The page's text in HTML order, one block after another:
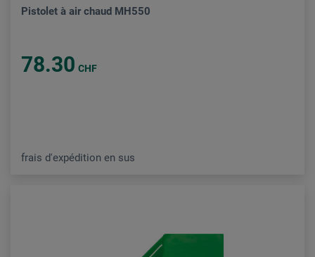
Pistolet à air chaud MH550
78.30 CHF
frais d'expédition en sus